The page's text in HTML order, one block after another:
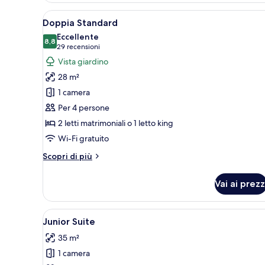
Apri
tutte
le
foto
per
Doppia
Standard
Camera d'albergo con due
14
Doppia Standard
8,88,8 su 10
Eccellente
29 recensioni
(29
recensioni)
Vista giardino
28 m²
1 camera
Per 4 persone
2 letti matrimoniali o 1 letto king
Wi-Fi gratuito
Scopri di più
Altri
Standard
Vai ai
Apri
tutte
le
foto
Un accogliente soggiorno
6
Junior Suite
35 m²
1 camera